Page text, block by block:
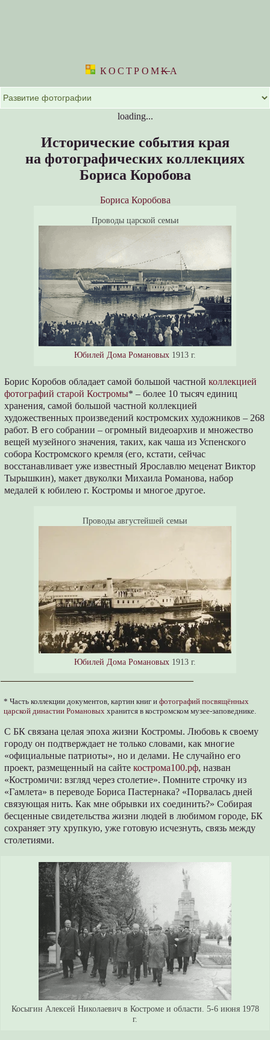
КОСТРОМKА
loading...
Исторические события края
на фотографических коллекциях
Бориса Коробова
Бориса Коробова
Проводы царской семьи
Юбилей Дома Романовых 1913 г.
Борис Коробов обладает самой большой частнойколлекцией
фотографий старой Костромы* – более 10 тысяч единиц
хранения, самой большой частной коллекцией
художественных произведений костромских художников – 268
работ. В его собрании – огромный видеоархив и множество
вещей музейного значения, таких, как чаша из Успенского
собора Костромского кремля (его, кстати, сейчас
восстанавливает уже известный Ярославлю меценат Виктор
Тырышкин), макет двуколки Михаила Романова, набор
медалей к юбилею г. Костромы и многое другое.
Проводы августейшей семьи
Юбилей Дома Романовых 1913 г.
* Часть коллекции документов, картин книг ифотографий посвящённых
царской династии Романовых хранится в костромском музее-заповеднике.
С БК связана целая эпоха жизни Костромы. Любовь к своему
городу он подтверждает не только словами, как многие
«официальные патриоты», но и делами. Не случайно его
проект, размещенный на сайтекострома100.рф, назван
«Костромичи: взгляд через столетие». Помните строчку из
«Гамлета» в переводе Бориса Пастернака? «Порвалась дней
связующая нить. Как мне обрывки их соединить?» Собирая
бесценные свидетельства жизни людей в любимом городе, БК
сохраняет эту хрупкую, уже готовую исчезнуть, связь между
столетиями.
Косыгин Алексей Николаевич в Костроме и области. 5-6 июня 1978
г.